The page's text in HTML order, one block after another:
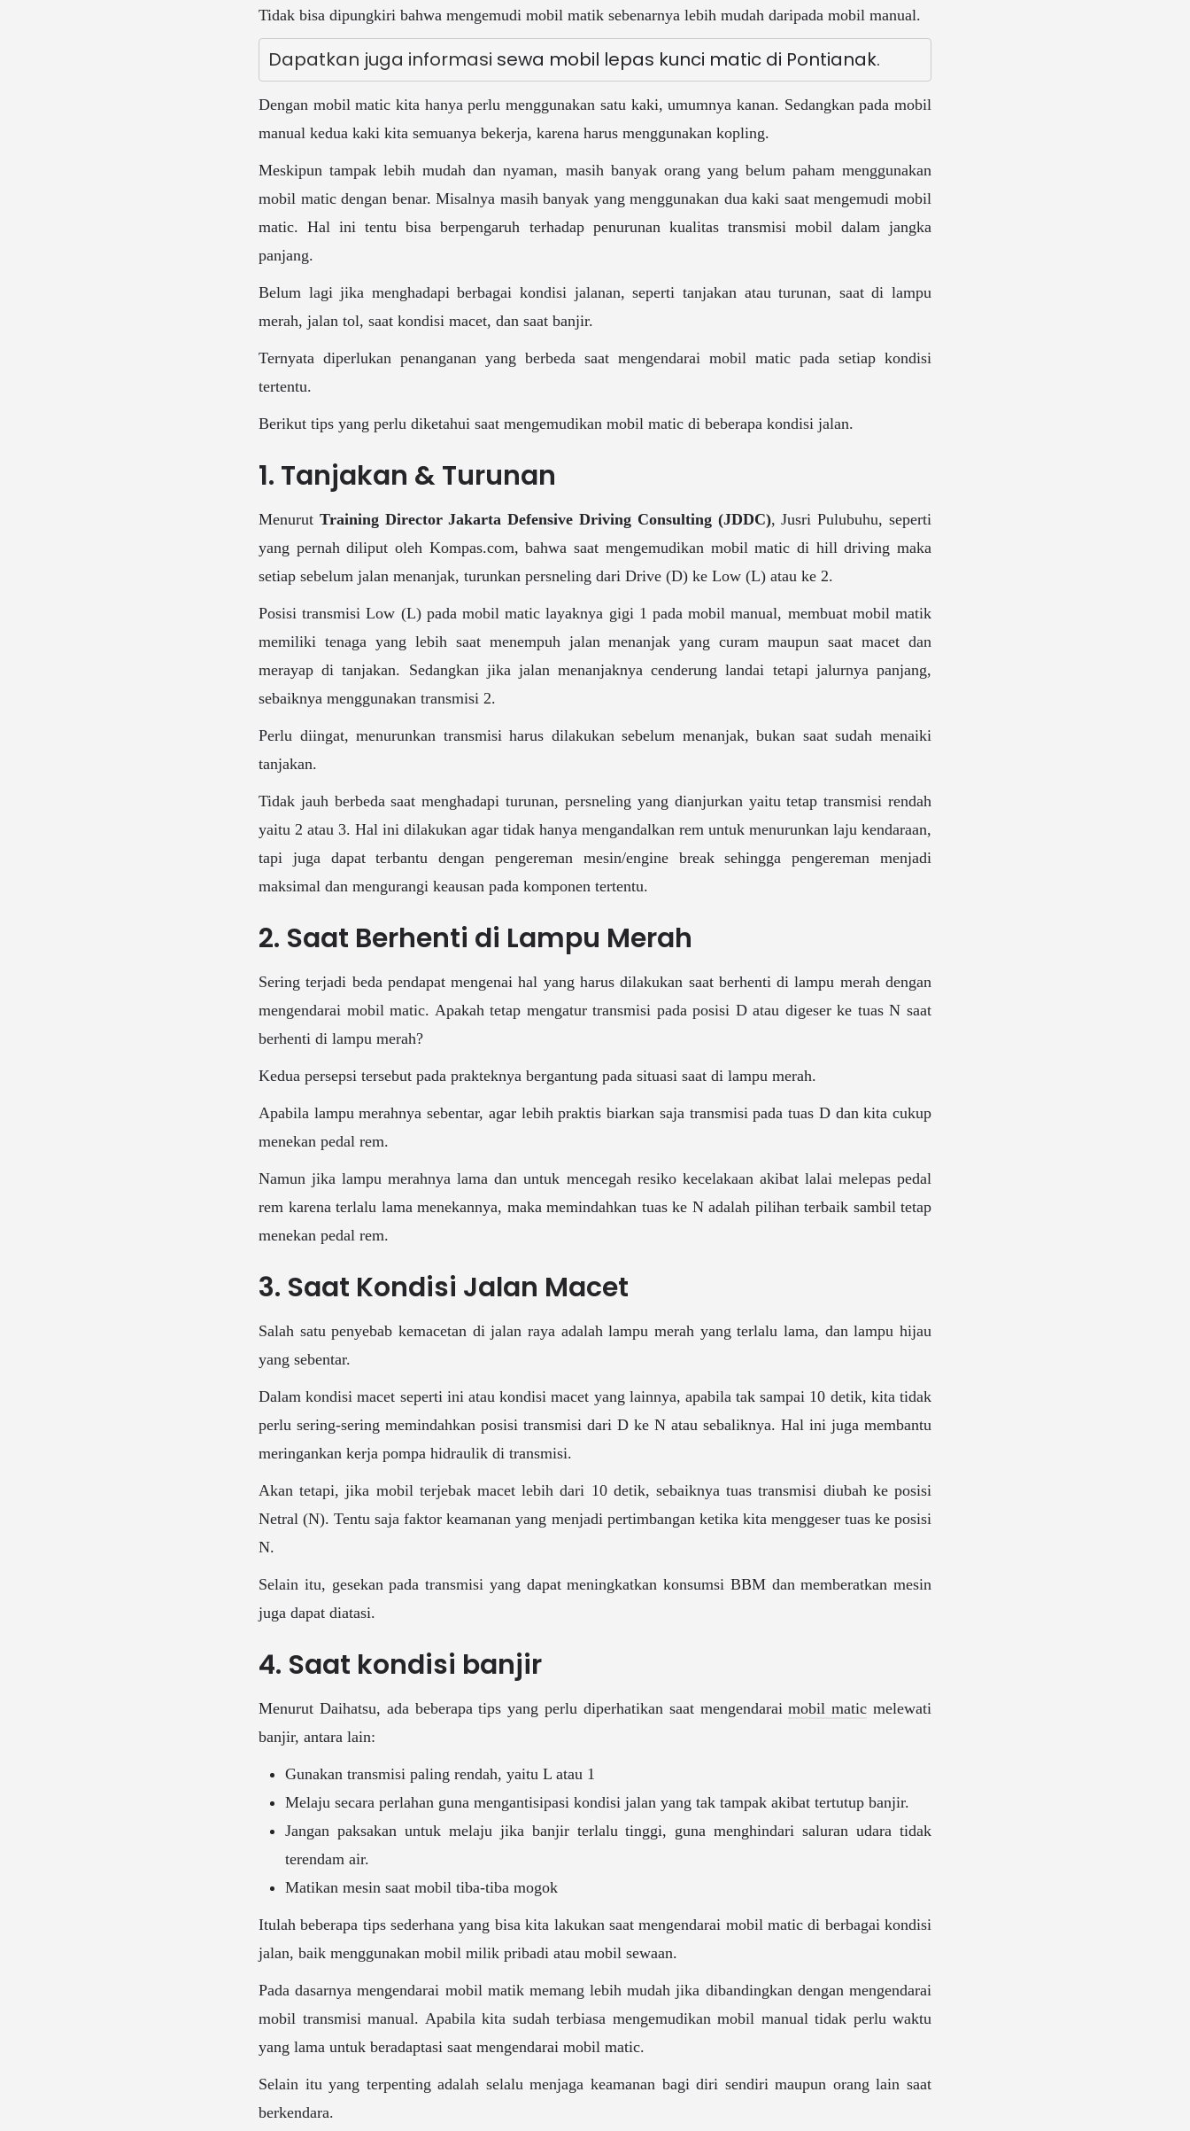
Tidak bisa dipungkiri bahwa mengemudi mobil matik sebenarnya lebih mudah daripada mobil manual.
Dapatkan juga informasi sewa mobil lepas kunci matic di Pontianak.
Dengan mobil matic kita hanya perlu menggunakan satu kaki, umumnya kanan. Sedangkan pada mobil
manual kedua kaki kita semuanya bekerja, karena harus menggunakan kopling.
Meskipun tampak lebih mudah dan nyaman, masih banyak orang yang belum paham menggunakan
mobil matic dengan benar. Misalnya masih banyak yang menggunakan dua kaki saat mengemudi mobil
matic. Hal ini tentu bisa berpengaruh terhadap penurunan kualitas transmisi mobil dalam jangka
panjang.
Belum lagi jika menghadapi berbagai kondisi jalanan, seperti tanjakan atau turunan, saat di lampu
merah, jalan tol, saat kondisi macet, dan saat banjir.
Ternyata diperlukan penanganan yang berbeda saat mengendarai mobil matic pada setiap kondisi
tertentu.
Berikut tips yang perlu diketahui saat mengemudikan mobil matic di beberapa kondisi jalan.
1. Tanjakan & Turunan
Menurut Training Director Jakarta Defensive Driving Consulting (JDDC), Jusri Pulubuhu, seperti
yang pernah diliput oleh Kompas.com, bahwa saat mengemudikan mobil matic di hill driving maka
setiap sebelum jalan menanjak, turunkan persneling dari Drive (D) ke Low (L) atau ke 2.
Posisi transmisi Low (L) pada mobil matic layaknya gigi 1 pada mobil manual, membuat mobil matik
memiliki tenaga yang lebih saat menempuh jalan menanjak yang curam maupun saat macet dan
merayap di tanjakan. Sedangkan jika jalan menanjaknya cenderung landai tetapi jalurnya panjang,
sebaiknya menggunakan transmisi 2.
Perlu diingat, menurunkan transmisi harus dilakukan sebelum menanjak, bukan saat sudah menaiki
tanjakan.
Tidak jauh berbeda saat menghadapi turunan, persneling yang dianjurkan yaitu tetap transmisi rendah
yaitu 2 atau 3. Hal ini dilakukan agar tidak hanya mengandalkan rem untuk menurunkan laju kendaraan,
tapi juga dapat terbantu dengan pengereman mesin/engine break sehingga pengereman menjadi
maksimal dan mengurangi keausan pada komponen tertentu.
2. Saat Berhenti di Lampu Merah
Sering terjadi beda pendapat mengenai hal yang harus dilakukan saat berhenti di lampu merah dengan
mengendarai mobil matic. Apakah tetap mengatur transmisi pada posisi D atau digeser ke tuas N saat
berhenti di lampu merah?
Kedua persepsi tersebut pada prakteknya bergantung pada situasi saat di lampu merah.
Apabila lampu merahnya sebentar, agar lebih praktis biarkan saja transmisi pada tuas D dan kita cukup
menekan pedal rem.
Namun jika lampu merahnya lama dan untuk mencegah resiko kecelakaan akibat lalai melepas pedal
rem karena terlalu lama menekannya, maka memindahkan tuas ke N adalah pilihan terbaik sambil tetap
menekan pedal rem.
3. Saat Kondisi Jalan Macet
Salah satu penyebab kemacetan di jalan raya adalah lampu merah yang terlalu lama, dan lampu hijau
yang sebentar.
Dalam kondisi macet seperti ini atau kondisi macet yang lainnya, apabila tak sampai 10 detik, kita tidak
perlu sering-sering memindahkan posisi transmisi dari D ke N atau sebaliknya. Hal ini juga membantu
meringankan kerja pompa hidraulik di transmisi.
Akan tetapi, jika mobil terjebak macet lebih dari 10 detik, sebaiknya tuas transmisi diubah ke posisi
Netral (N). Tentu saja faktor keamanan yang menjadi pertimbangan ketika kita menggeser tuas ke posisi
N.
Selain itu, gesekan pada transmisi yang dapat meningkatkan konsumsi BBM dan memberatkan mesin
juga dapat diatasi.
4. Saat kondisi banjir
Menurut Daihatsu, ada beberapa tips yang perlu diperhatikan saat mengendaraimobil matic melewati
banjir, antara lain:
Gunakan transmisi paling rendah, yaitu L atau 1
Melaju secara perlahan guna mengantisipasi kondisi jalan yang tak tampak akibat tertutup banjir.
Jangan paksakan untuk melaju jika banjir terlalu tinggi, guna menghindari saluran udara tidak
terendam air.
Matikan mesin saat mobil tiba-tiba mogok
Itulah beberapa tips sederhana yang bisa kita lakukan saat mengendarai mobil matic di berbagai kondisi
jalan, baik menggunakan mobil milik pribadi atau mobil sewaan.
Pada dasarnya mengendarai mobil matik memang lebih mudah jika dibandingkan dengan mengendarai
mobil transmisi manual. Apabila kita sudah terbiasa mengemudikan mobil manual tidak perlu waktu
yang lama untuk beradaptasi saat mengendarai mobil matic.
Selain itu yang terpenting adalah selalu menjaga keamanan bagi diri sendiri maupun orang lain saat
berkendara.